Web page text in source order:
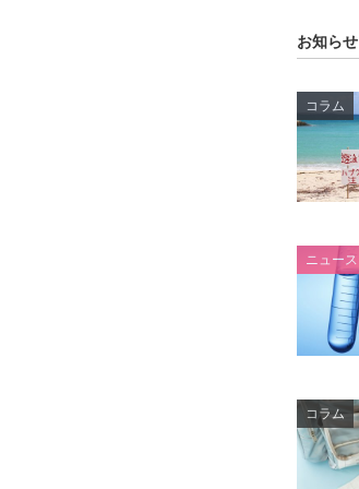
お知らせ
コラム
ニュース
コラム